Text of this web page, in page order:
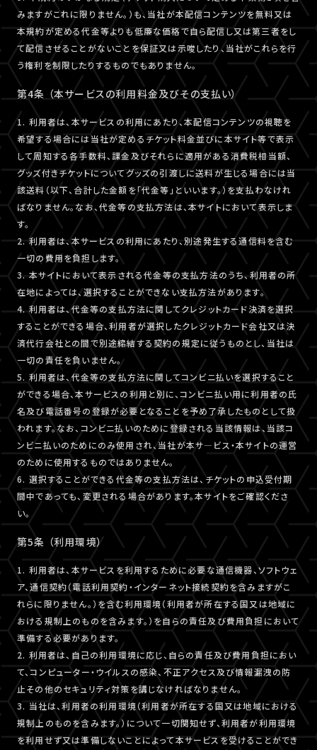
みますがこれに限りません。）も、当社が本配信コンテンツを無料又は
本規約が定める代金等よりも低廉な価格で自ら配信し又は第三者をし
て配信させることがないことを保証又は示唆したり、当社がこれらを行
う権利を制限したりするものでもありません。
第4条 （本サービスの利用料金及びその支払い）
1. 利用者は、本サービスの利用にあたり、本配信コンテンツの視聴を
希望する場合には当社が定めるチケット料金並びに本サイト等で表示
して周知する各手数料、課金及びそれらに適用がある消費税相当額、
グッズ付きチケットについてグッズの引渡しに送料が生じる場合には当
該送料（以下、合計した金額を「代金等」といいます。）を支払わなけれ
ばなりません。なお、代金等の支払方法は、本サイトにおいて表示しま
す。
2. 利用者は、本サービスの利用にあたり、別途発生する通信料を含む
一切の費用を負担します。
3. 本サイトにおいて表示される代金等の支払方法のうち、利用者の所
在地によっては、選択することができない支払方法があります。
4. 利用者は、代金等の支払方法に関してクレジットカード決済を選択
することができる場合、利用者が選択したクレジットカード会社又は決
済代行会社との間で別途締結する契約の規定に従うものとし、当社は
一切の責任を負いません。
5. 利用者は、代金等の支払方法に関してコンビニ払いを選択すること
ができる場合、本サービスの利用と別に、コンビニ払い用に利用者の氏
名及び電話番号の登録が必要となることを予め了承したものとして扱
われます。なお、コンビニ払いのために登録される当該情報は、当該コ
ンビニ払いのためにのみ使用され、当社が本サ―ビス・本サイトの運営
のために使用するものではありません。
6. 選択することができる代金等の支払方法は、チケットの申込受付期
間中であっても、変更される場合があります。本サイトをご確認くださ
い。
第5条 （利用環境）
1. 利用者は、本サービスを利用するために必要な通信機器、ソフトウェ
ア、通信契約（電話利用契約・インターネット接続契約を含みますがこ
れらに限りません。）を含む利用環境（利用者が所在する国又は地域に
おける規制上のものを含みます。）を自らの責任及び費用負担において
準備する必要があります。
2. 利用者は、自己の利用環境に応じ、自らの責任及び費用負担におい
て、コンピューター・ウイルスの感染、不正アクセス及び情報漏洩の防
止その他のセキュリティ対策を講じなければなりません。
3. 当社は、利用者の利用環境（利用者が所在する国又は地域における
規制上のものを含みます。）について一切関知せず、利用者が利用環境
を利用せず又は準備しないことによって本サービスを受けることができ